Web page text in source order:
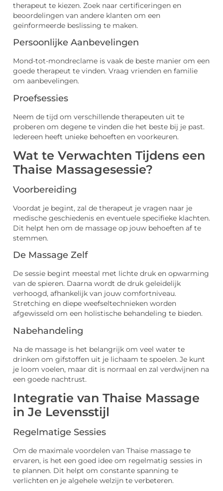
therapeut te kiezen. Zoek naar certificeringen en
beoordelingen van andere klanten om een
geïnformeerde beslissing te maken.
Persoonlijke Aanbevelingen
Mond-tot-mondreclame is vaak de beste manier om een
goede therapeut te vinden. Vraag vrienden en familie
om aanbevelingen.
Proefsessies
Neem de tijd om verschillende therapeuten uit te
proberen om degene te vinden die het beste bij je past.
Iedereen heeft unieke behoeften en voorkeuren.
Wat te Verwachten Tijdens een
Thaise Massagesessie?
Voorbereiding
Voordat je begint, zal de therapeut je vragen naar je
medische geschiedenis en eventuele specifieke klachten.
Dit helpt hen om de massage op jouw behoeften af te
stemmen.
De Massage Zelf
De sessie begint meestal met lichte druk en opwarming
van de spieren. Daarna wordt de druk geleidelijk
verhoogd, afhankelijk van jouw comfortniveau.
Stretching en diepe weefseltechnieken worden
afgewisseld om een holistische behandeling te bieden.
Nabehandeling
Na de massage is het belangrijk om veel water te
drinken om gifstoffen uit je lichaam te spoelen. Je kunt
je loom voelen, maar dit is normaal en zal verdwijnen na
een goede nachtrust.
Integratie van Thaise Massage
in Je Levensstijl
Regelmatige Sessies
Om de maximale voordelen van Thaise massage te
ervaren, is het een goed idee om regelmatig sessies in
te plannen. Dit helpt om constante spanning te
verlichten en je algehele welzijn te verbeteren.